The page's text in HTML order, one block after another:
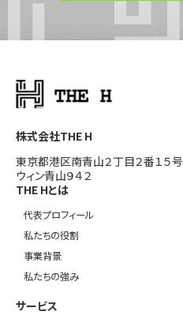
株式会社THE H
東京都港区南青山２丁目２番１５号
ウィン青山９４２
THE Hとは
代表プロフィール
私たちの役割
事業背景
私たちの強み
サービス